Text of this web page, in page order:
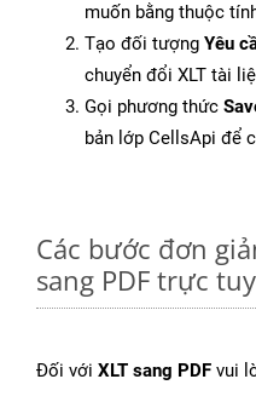
muốn bằng thuộc
Tạo đối tượng Yêu
chuyển đổi XLT tài
Gọi phương thức
bản lớp CellsApi để
Các bước đơn
sang PDF trực
Đối với XLT sang PDF vui